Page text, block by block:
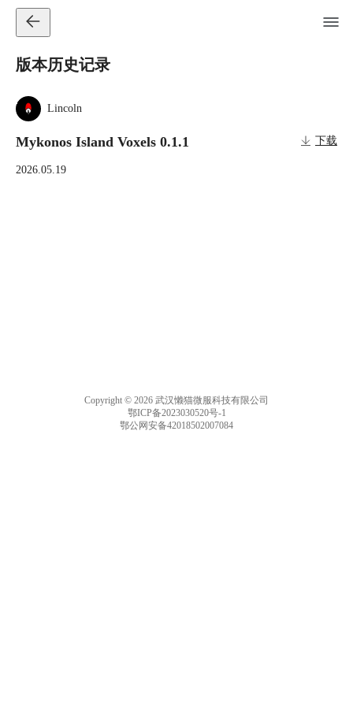
版本历史记录
Lincoln
Mykonos Island Voxels 0.1.1 下载
2026.05.19
Copyright © 2026 武汉懒猫微服科技有限公司
鄂ICP备2023030520号-1
鄂公网安备42018502007084